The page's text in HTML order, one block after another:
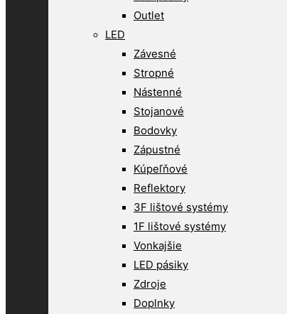
Outlet
LED
Závesné
Stropné
Nástenné
Stojanové
Bodovky
Zápustné
Kúpeľňové
Reflektory
3F lištové systémy
1F lištové systémy
Vonkajšie
LED pásiky
Zdroje
Doplnky